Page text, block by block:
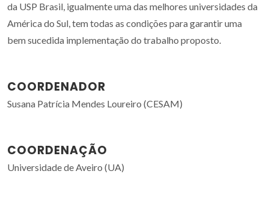
da USP Brasil, igualmente uma das melhores universidades da
América do Sul, tem todas as condições para garantir uma
bem sucedida implementação do trabalho proposto.
COORDENADOR
Susana Patrícia Mendes Loureiro (CESAM)
COORDENAÇÃO
Universidade de Aveiro (UA)